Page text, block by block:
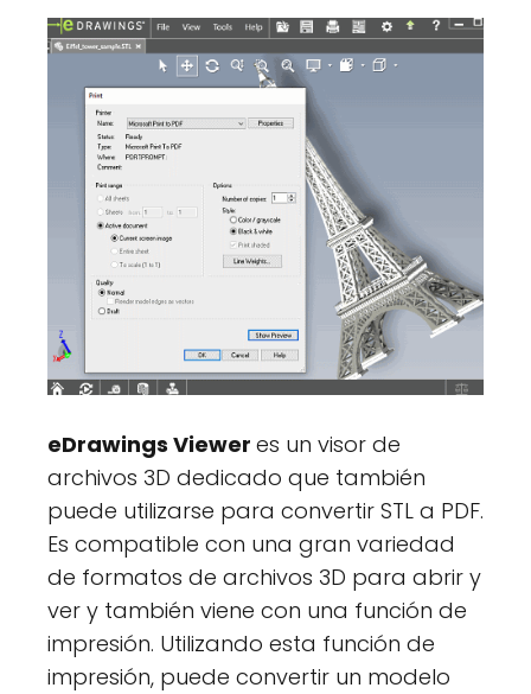
eDrawings Viewer es un visor de
archivos 3D dedicado que también
puede utilizarse para convertir STL a PDF.
Es compatible con una gran variedad
de formatos de archivos 3D para abrir y
ver y también viene con una función de
impresión. Utilizando esta función de
impresión, puede convertir un modelo